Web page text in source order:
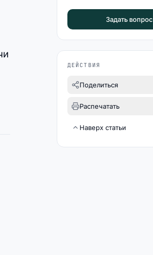
Задать вопрос
ДЕЙСТВИЯ
Поделиться
Распечатать
Наверх статьи